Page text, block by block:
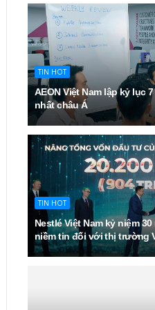
TIN HOT
AEON Việt Nam lập kỷ lục
nhất châu Á
TIN HOT
Nestlé Việt Nam kỷ niệm
niềm tin đối với thị trường